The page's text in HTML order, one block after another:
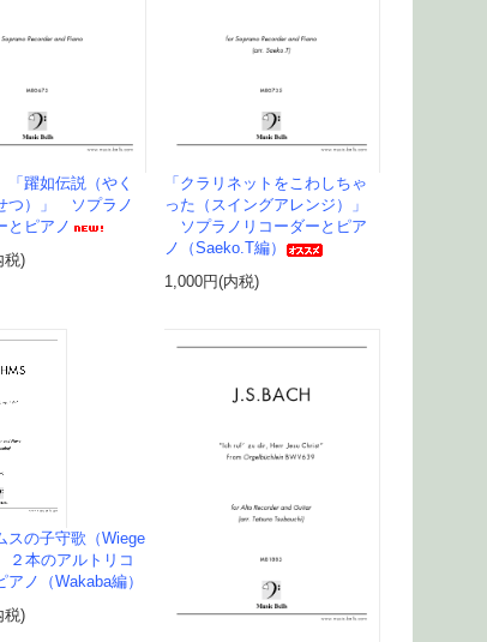
躍如伝説（やく
つ）」 ソプラノ
とピアノ
税)
「クラリネットをこわしちゃ
った（スイングアレンジ）」
ソプラノリコーダーとピア
ノ（Saeko.T編）
1,000円(内税)
スの子守歌（Wiege
本のアルトリコ
アノ（Wakaba編）
税)